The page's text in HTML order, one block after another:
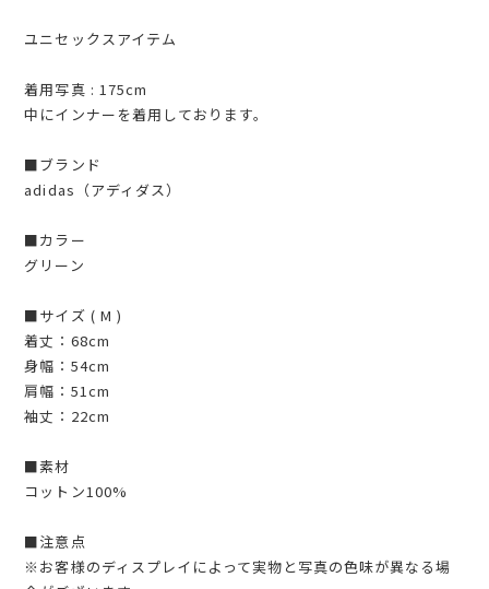
ユニセックスアイテム
着用写真 : 175cm
中にインナーを着用しております。
■ブランド
adidas（アディダス）
■カラー
グリーン
■サイズ ( M )
着丈：68cm
身幅：54cm
肩幅：51cm
袖丈：22cm
■素材
コットン100%
■注意点
※お客様のディスプレイによって実物と写真の色味が異なる場